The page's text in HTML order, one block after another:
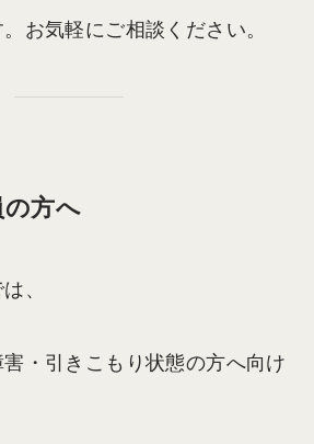
お気軽にご相談ください。
の方へ
、
・引きこもり状態の方へ向け